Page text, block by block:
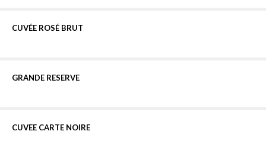
CUVÉE ROSÉ BRUT
GRANDE RESERVE
CUVEE CARTE NOIRE
CUVEE CARTE NOIRE